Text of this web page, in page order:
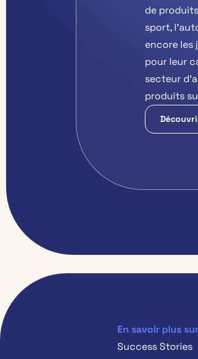
de
sport,
encore les
pour leur
secteur
produits
En savoir plus
Success Stories